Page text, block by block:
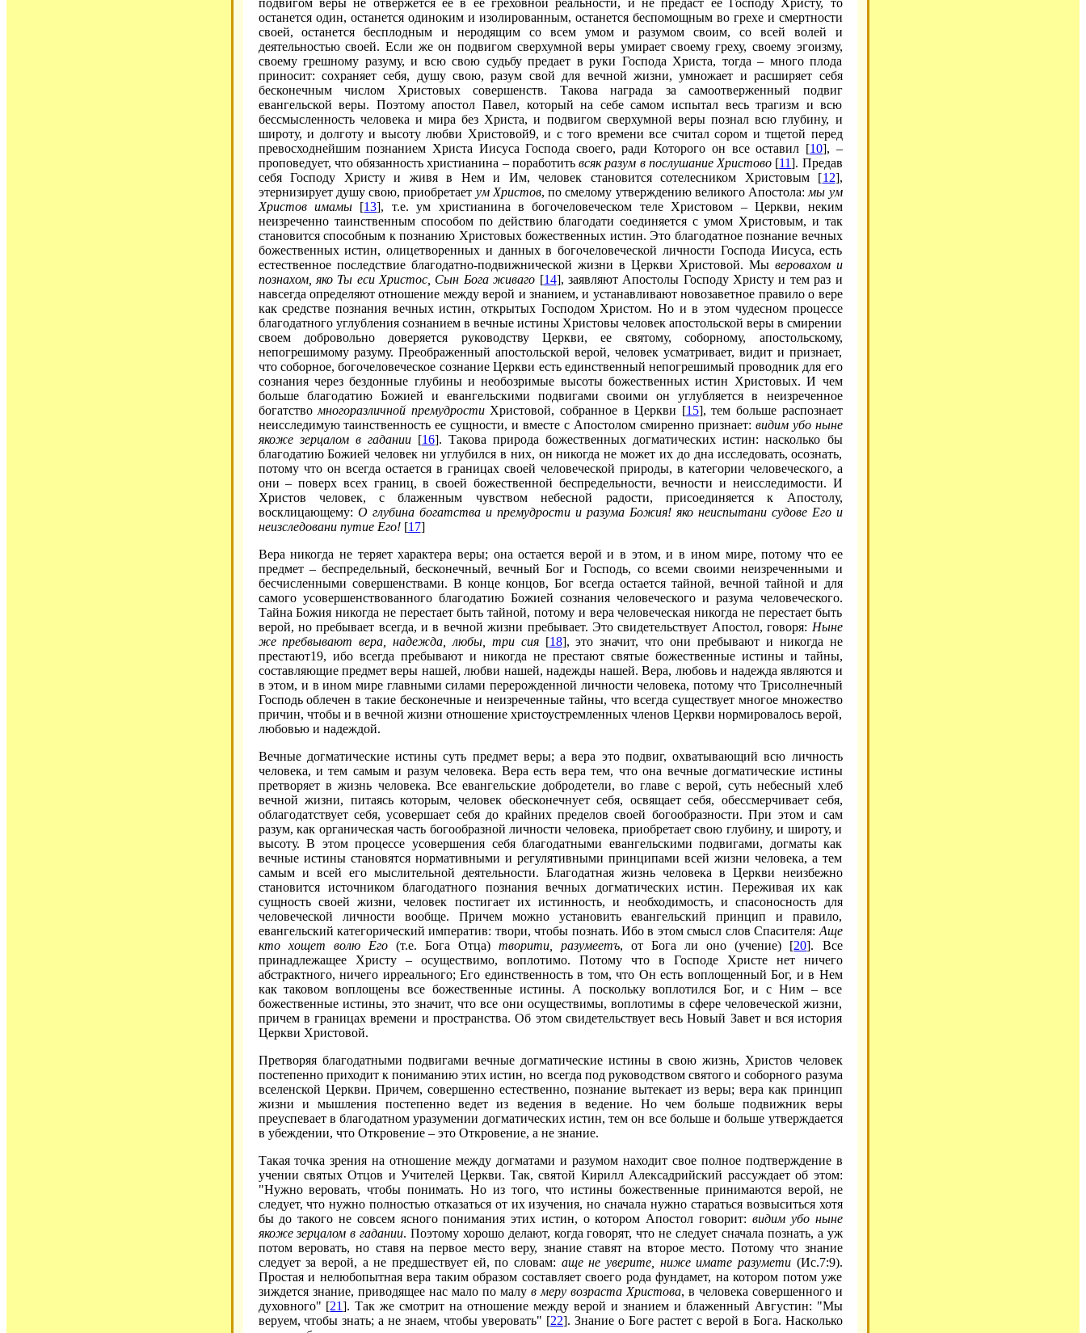
останется один, останется одиноким и изолированным, останется беспомощным во грехе и смертности
своей, останется бесплодным и неродящим со всем умом и разумом своим, со всей волей и
деятельностью своей. Если же он подвигом сверхумной веры умирает своему греху, своему эгоизму,
своему грешному разуму, и всю свою судьбу предает в руки Господа Христа, тогда – много плода
приносит: сохраняет себя, душу свою, разум свой для вечной жизни, умножает и расширяет себя
бесконечным числом Христовых совершенств. Такова награда за самоотверженный подвиг
евангельской веры. Поэтому апостол Павел, который на себе самом испытал весь трагизм и всю
бессмысленность человека и мира без Христа, и подвигом сверхумной веры познал всю глубину, и
широту, и долготу и высоту любви Христовой9, и с того времени все считал сором и тщетой перед
превосходнейшим познанием Христа Иисуса Господа своего, ради Которого он все оставил [10], –
проповедует, что обязанность христианина – поработить всяк разум в послушание Христово [11]. Предав
себя Господу Христу и живя в Нем и Им, человек становится сотелесником Христовым [12],
этернизирует душу свою, приобретает ум Христов, по смелому утверждению великого Апостола: мы ум
Христов имамы[13], т.е. ум христианина в богочеловеческом теле Христовом – Церкви, неким
неизреченно таинственным способом по действию благодати соединяется с умом Христовым, и так
становится способным к познанию Христовых божественных истин. Это благодатное познание вечных
божественных истин, олицетворенных и данных в богочеловеческой личности Господа Иисуса, есть
естественное последствие благодатно-подвижнической жизни в Церкви Христовой. Мы веровахом и
познахом, яко Ты еси Христос, Сын Бога живаго [14], заявляют Апостолы Господу Христу и тем раз и
навсегда определяют отношение между верой и знанием, и устанавливают новозаветное правило о вере
как средстве познания вечных истин, открытых Господом Христом. Но и в этом чудесном процессе
благодатного углубления сознанием в вечные истины Христовы человек апостольской веры в смирении
своем добровольно доверяется руководству Церкви, ее святому, соборному, апостольскому,
непогрешимому разуму. Преображенный апостольской верой, человек усматривает, видит и признает,
что соборное, богочеловеческое сознание Церкви есть единственный непогрешимый проводник для его
сознания через бездонные глубины и необозримые высоты божественных истин Христовых. И чем
больше благодатию Божией и евангельскими подвигами своими он углубляется в неизреченное
богатство многоразличной премудростиХристовой, собранное в Церкви [15], тем больше распознает
неисследимую таинственность ее сущности, и вместе с Апостолом смиренно признает: видим убо ныне
якоже зерцалом в гадании[16]. Такова природа божественных догматических истин: насколько бы
благодатию Божией человек ни углубился в них, он никогда не может их до дна исследовать, осознать,
потому что он всегда остается в границах своей человеческой природы, в категории человеческого, а
они – поверх всех границ, в своей божественной беспредельности, вечности и неисследимости. И
Христов человек, с блаженным чувством небесной радости, присоединяется к Апостолу,
восклицающему: О глубина богатства и премудрости и разума Божия! яко неиспытани судове Его и
неизследовани путие Его![17]
Вера никогда не теряет характера веры; она остается верой и в этом, и в ином мире, потому что ее
предмет – беспредельный, бесконечный, вечный Бог и Господь, со всеми своими неизреченными и
бесчисленными совершенствами. В конце концов, Бог всегда остается тайной, вечной тайной и для
самого усовершенствованного благодатию Божией сознания человеческого и разума человеческого.
Тайна Божия никогда не перестает быть тайной, потому и вера человеческая никогда не перестает быть
верой, но пребывает всегда, и в вечной жизни пребывает. Это свидетельствует Апостол, говоря: Ныне
же пребвывают вера, надежда, любы, три сия[18], это значит, что они пребывают и никогда не
престают19, ибо всегда пребывают и никогда не престают святые божественные истины и тайны,
составляющие предмет веры нашей, любви нашей, надежды нашей. Вера, любовь и надежда являются и
в этом, и в ином мире главными силами перерожденной личности человека, потому что Трисолнечный
Господь облечен в такие бесконечные и неизреченные тайны, что всегда существует многое множество
причин, чтобы и в вечной жизни отношение христоустремленных членов Церкви нормировалось верой,
любовью и надеждой.
Вечные догматические истины суть предмет веры; а вера это подвиг, охватывающий всю личность
человека, и тем самым и разум человека. Вера есть вера тем, что она вечные догматические истины
претворяет в жизнь человека. Все евангельские добродетели, во главе с верой, суть небесный хлеб
вечной жизни, питаясь которым, человек обесконечнует себя, освящает себя, обессмерчивает себя,
облагодатствует себя, усовершает себя до крайних пределов своей богообразности. При этом и сам
разум, как органическая часть богообразной личности человека, приобретает свою глубину, и широту, и
высоту. В этом процессе усовершения себя благодатными евангельскими подвигами, догматы как
вечные истины становятся нормативными и регулятивными принципами всей жизни человека, а тем
самым и всей его мыслительной деятельности. Благодатная жизнь человека в Церкви неизбежно
становится источником благодатного познания вечных догматических истин. Переживая их как
сущность своей жизни, человек постигает их истинность, и необходимость, и спасоносность для
человеческой личности вообще. Причем можно установить евангельский принцип и правило,
евангельский категорический императив: твори, чтобы познать. Ибо в этом смысл слов Спасителя: Аще
кто хощет волю Его(т.е. Бога Отца) творити, разумеетъ, от Бога ли оно (учение) [20]. Все
принадлежащее Христу – осуществимо, воплотимо. Потому что в Господе Христе нет ничего
абстрактного, ничего ирреального; Его единственность в том, что Он есть воплощенный Бог, и в Нем
как таковом воплощены все божественные истины. А поскольку воплотился Бог, и с Ним – все
божественные истины, это значит, что все они осуществимы, воплотимы в сфере человеческой жизни,
причем в границах времени и пространства. Об этом свидетельствует весь Новый Завет и вся история
Церкви Христовой.
Претворяя благодатными подвигами вечные догматические истины в свою жизнь, Христов человек
постепенно приходит к пониманию этих истин, но всегда под руководством святого и соборного разума
вселенской Церкви. Причем, совершенно естественно, познание вытекает из веры; вера как принцип
жизни и мышления постепенно ведет из ведения в ведение. Но чем больше подвижник веры
преуспевает в благодатном уразумении догматических истин, тем он все больше и больше утверждается
в убеждении, что Откровение – это Откровение, а не знание.
Такая точка зрения на отношение между догматами и разумом находит свое полное подтверждение в
учении святых Отцов и Учителей Церкви. Так, святой Кирилл Алексадрийский рассуждает об этом:
"Нужно веровать, чтобы понимать. Но из того, что истины божественные принимаются верой, не
следует, что нужно полностью отказаться от их изучения, но сначала нужно стараться возвыситься хотя
бы до такого не совсем ясного понимания этих истин, о котором Апостол говорит: видим убо ныне
якоже зерцалом в гадании. Поэтому хорошо делают, когда говорят, что не следует сначала познать, а уж
потом веровать, но ставя на первое место веру, знание ставят на второе место. Потому что знание
следует за верой, а не предшествует ей, по словам: аще не уверите, ниже имате разумети(Ис.7:9).
Простая и нелюбопытная вера таким образом составляет своего рода фундамет, на котором потом уже
зиждется знание, приводящее нас мало по малу в меру возраста Христова, в человека совершенного и
духовного" [21]. Так же смотрит на отношение между верой и знанием и блаженный Августин: "Мы
веруем, чтобы знать; а не знаем, чтобы уверовать" [22]. Знание о Боге растет с верой в Бога. Насколько